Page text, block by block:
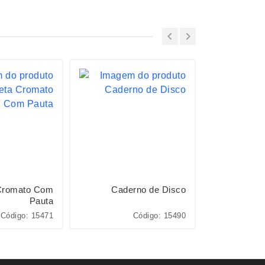
Com
Pauta
Código: 15471
Caderno de Disco
Código: 15490